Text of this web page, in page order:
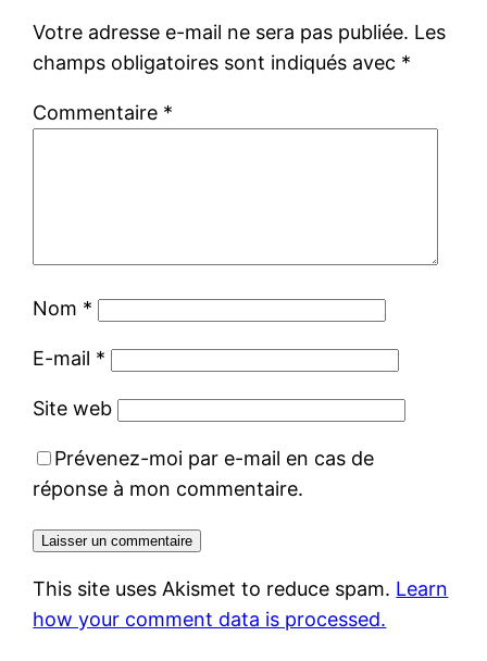
Votre adresse e-mail ne sera pas publiée. Les
champs obligatoires sont indiqués avec *
Commentaire *
Nom *
E-mail *
Site web
Prévenez-moi par e-mail en cas de
réponse à mon commentaire.
This site uses Akismet to reduce spam. Learn
how your comment data is processed.